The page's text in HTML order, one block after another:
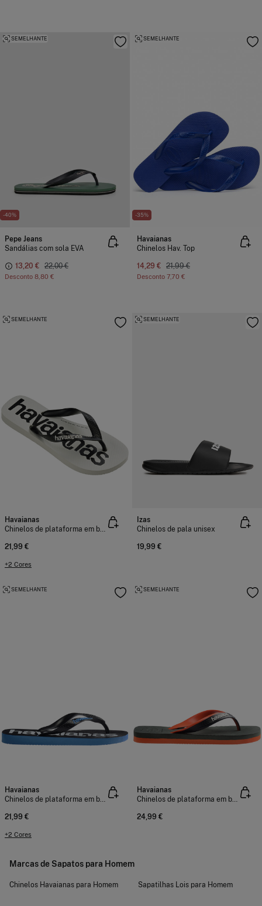
-40%
SEMELHANTE
Pepe Jeans
Sandálias com sola EVA
13,20 € 22,00 €
Desconto 8,80 €
-35%
SEMELHANTE
Havaianas
Chinelos Hav. Top
14,29 € 21,99 €
Desconto 7,70 €
SEMELHANTE
Havaianas
Chinelos de plataforma em borracha
21,99 €
+2 Cores
SEMELHANTE
Izas
Chinelos de pala unisex
19,99 €
SEMELHANTE
Havaianas
Chinelos de plataforma em borracha
21,99 €
+2 Cores
SEMELHANTE
Havaianas
Chinelos de plataforma em borracha
24,99 €
Marcas de Sapatos para Homem
Chinelos Havaianas para Homem Sapatilhas Lois para Homem